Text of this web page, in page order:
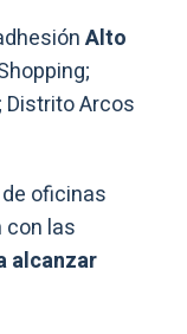
Alto
Distrito Arcos
oficinas
con las
alcanzar